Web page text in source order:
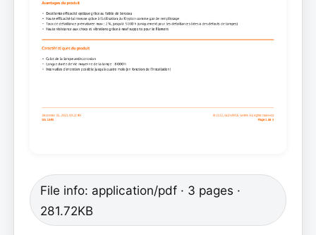
File info: application/pdf · 3 pages ·
281.72KB